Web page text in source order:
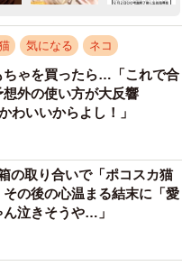
気になる ネコ
ちゃを買ったら…「これで合
想外の使い方が大反響
わいいからよし！」
の取り合いで「ポコスカ猫
の後の心温まる結末に「愛
泣きそうや…」